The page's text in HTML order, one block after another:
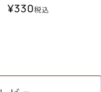
¥330税込